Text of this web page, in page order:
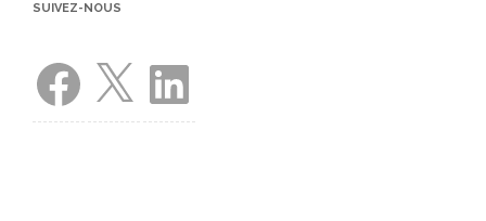
SUIVEZ-NOUS
Facebook LinkedIn